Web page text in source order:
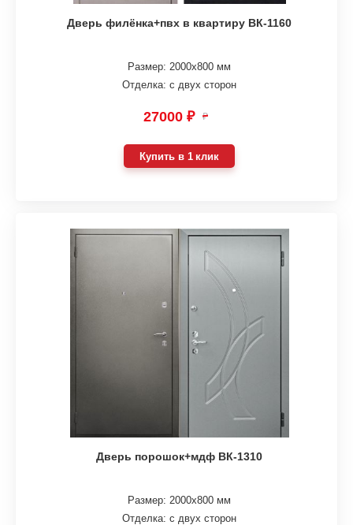
Дверь филёнка+пвх в квартиру ВК-1160
Размер: 2000х800 мм
Отделка: с двух сторон
27000 ₽ ₽
Купить в 1 клик
Дверь порошок+мдф ВК-1310
Размер: 2000х800 мм
Отделка: с двух сторон